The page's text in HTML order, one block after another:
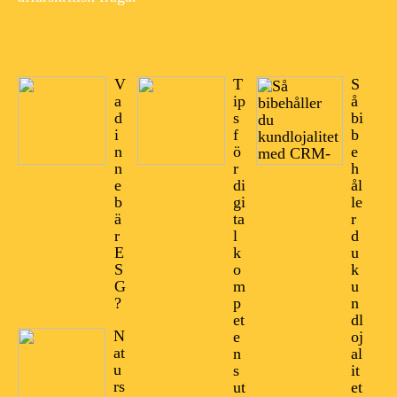
V
a
d
i
n
n
e
b
ä
r
E
S
G
?
N
at
u
rs
T
ip
s
f
ö
r
di
gi
ta
l
k
o
m
p
et
e
n
s
ut
S
å
bi
b
e
h
ål
le
r
d
u
k
u
n
dl
oj
al
it
et